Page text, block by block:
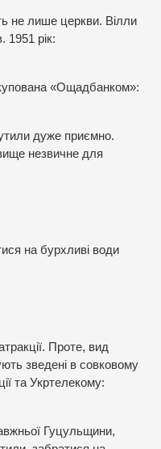
не лише церкви. Вілли
1951 рік:
«Ощадбанком»:
дуже приємно.
незвичне для
на бурхливі води
Проте, вид
зведені в совковому
та Укртелекому:
Гуцульщини,